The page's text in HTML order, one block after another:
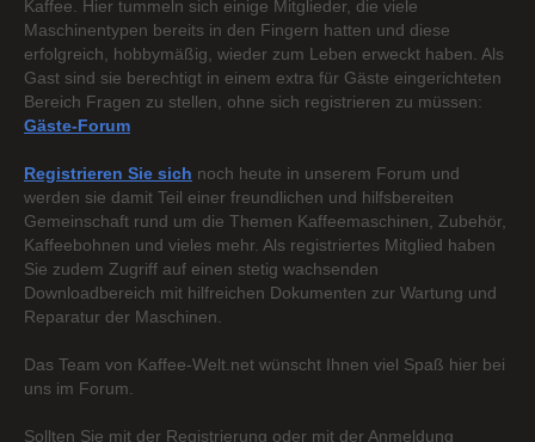
Kaffee. Hier tummeln sich einige Mitglieder, die viele
Maschinentypen bereits in den Fingern hatten und diese
erfolgreich, hobbymäßig, wieder zum Leben erweckt haben. Als
Gast sind sie berechtigt in einem extra für Gäste eingerichteten
Bereich Fragen zu stellen, ohne sich registrieren zu müssen:
Gäste-Forum
Registrieren Sie sich noch heute in unserem Forum und
werden sie damit Teil einer freundlichen und hilfsbereiten
Gemeinschaft rund um die Themen Kaffeemaschinen, Zubehör,
Kaffeebohnen und vieles mehr. Als registriertes Mitglied haben
Sie zudem Zugriff auf einen stetig wachsenden
Downloadbereich mit hilfreichen Dokumenten zur Wartung und
Reparatur der Maschinen.
Das Team von Kaffee-Welt.net wünscht Ihnen viel Spaß hier bei
uns im Forum.
Sollten Sie mit der Registrierung oder mit der Anmeldung